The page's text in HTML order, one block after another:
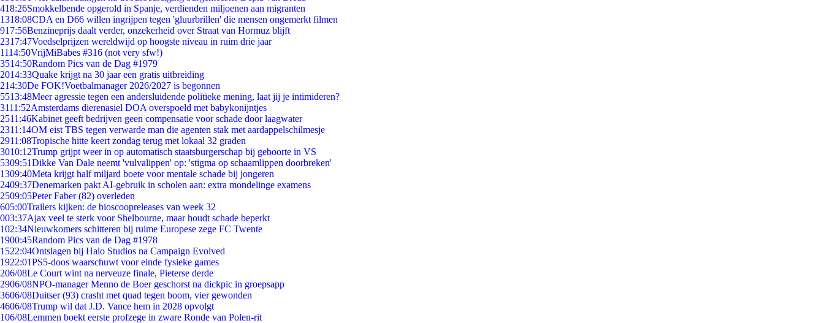
418:26Smokkelbende opgerold in Spanje, verdienden miljoenen aan migranten
1318:08CDA en D66 willen ingrijpen tegen 'gluurbrillen' die mensen ongemerkt filmen
917:56Benzineprijs daalt verder, onzekerheid over Straat van Hormuz blijft
2317:47Voedselprijzen wereldwijd op hoogste niveau in ruim drie jaar
1114:50VrijMiBabes #316 (not very sfw!)
3514:50Random Pics van de Dag #1979
2014:33Quake krijgt na 30 jaar een gratis uitbreiding
214:30De FOK!Voetbalmanager 2026/2027 is begonnen
5513:48Meer agressie tegen een andersluidende politieke mening, laat jij je intimideren?
3111:52Amsterdams dierenasiel DOA overspoeld met babykonijntjes
2511:46Kabinet geeft bedrijven geen compensatie voor schade door laagwater
2311:14OM eist TBS tegen verwarde man die agenten stak met aardappelschilmesje
2911:08Tropische hitte keert zondag terug met lokaal 32 graden
3010:12Trump grijpt weer in op automatisch staatsburgerschap bij geboorte in VS
5309:51Dikke Van Dale neemt 'vulvalippen' op: 'stigma op schaamlippen doorbreken'
1309:40Meta krijgt half miljard boete voor mentale schade bij jongeren
2409:37Denemarken pakt AI-gebruik in scholen aan: extra mondelinge examens
2509:05Peter Faber (82) overleden
605:00Trailers kijken: de bioscoopreleases van week 32
003:37Ajax veel te sterk voor Shelbourne, maar houdt schade beperkt
102:34Nieuwkomers schitteren bij ruime Europese zege FC Twente
1900:45Random Pics van de Dag #1978
1522:04Ontslagen bij Halo Studios na Campaign Evolved
1922:01PS5-doos waarschuwt voor einde fysieke games
206/08Le Court wint na nerveuze finale, Pieterse derde
2906/08NPO-manager Menno de Boer geschorst na dickpic in groepsapp
3606/08Duitser (93) crasht met quad tegen boom, vier gewonden
4606/08Trump wil dat J.D. Vance hem in 2028 opvolgt
106/08Lemmen boekt eerste profzege in zware Ronde van Polen-rit